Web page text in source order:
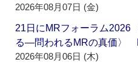
2026年08月07日 (金)
21日にMRフォーラム2026
る―問われるMRの真価〉
2026年08月06日 (木)